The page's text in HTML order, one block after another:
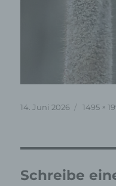
Veröffentlicht
14. Juni 2026 1495 ×
Schreibe